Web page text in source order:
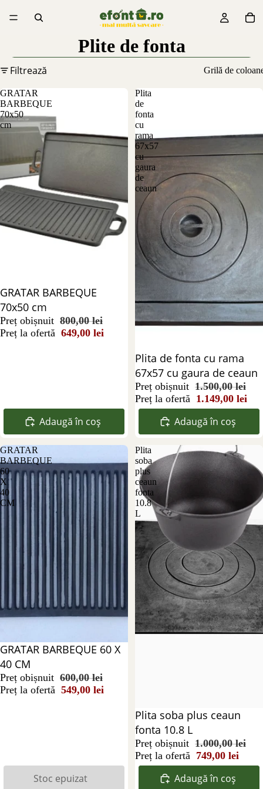
Plite de fonta
Filtrează Grilă de
GRATAR
BARBEQUE
70x50
cm
Reducere 19%
GRATAR BARBEQUE
70x50 cm
Preț obișnuit 800,00 lei
Preț la ofertă 649,00 lei
Adaugă în coș
Plita
de
fonta
cu
rama
67x57
cu
gaura
de
ceaun
Reducere 23%
Plita de fonta cu rama
67x57 cu gaura de ceaun
Preț obișnuit 1.500,00 lei
Preț la ofertă 1.149,00 lei
Adaugă în coș
GRATAR
BARBEQUE
60
X
40
CM
Stoc epuizat
GRATAR BARBEQUE 60 X
40 CM
Preț obișnuit 600,00 lei
Preț la ofertă 549,00 lei
Stoc epuizat
Plita
soba
plus
ceaun
fonta
10.8
L
Reducere 25%
Plita soba plus ceaun
fonta 10.8 L
Preț obișnuit 1.000,00 lei
Preț la ofertă 749,00 lei
Adaugă în coș